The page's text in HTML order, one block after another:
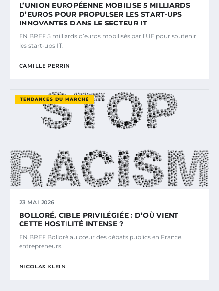
L’UNION EUROPÉENNE MOBILISE 5 MILLIARDS
D’EUROS POUR PROPULSER LES START-UPS
INNOVANTES DANS LE SECTEUR IT
EN BREF 5 milliards d’euros mobilisés par l’UE pour soutenir
les start-ups IT.
CAMILLE PERRIN
TENDANCES DU MARCHÉ
23 MAI 2026
BOLLORÉ, CIBLE PRIVILÉGIÉE : D’OÙ VIENT
CETTE HOSTILITÉ INTENSE ?
EN BREF Bolloré au cœur des débats publics en France.
entrepreneurs.
NICOLAS KLEIN